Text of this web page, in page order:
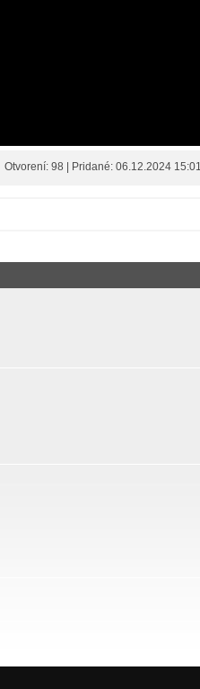
Otvorení: 98 | Pridané: 06.12.2024 15:01